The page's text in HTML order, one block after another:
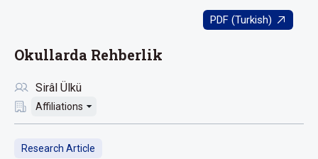
PDF (Turkish)
Okullarda Rehberlik
Sirâl Ülkü
Affiliations
Research Article